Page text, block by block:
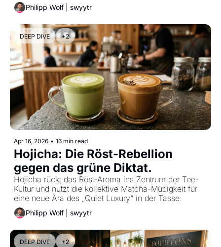
zeigen, wie man bekannte Klassiker neu aufmischt.
Philipp Wolf | swyytr
DEEP DIVE +2
Apr 16, 2026 • 16 min read
Hojicha: Die Röst-Rebellion
gegen das grüne Diktat.
Hojicha rückt das Röst-Aroma ins Zentrum der Tee-
Kultur und nutzt die kollektive Matcha-Müdigkeit für
eine neue Ära des „Quiet Luxury“ in der Tasse.
Philipp Wolf | swyytr
DEEP DIVE +2